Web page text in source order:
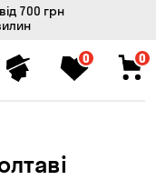
700 грн
0 0